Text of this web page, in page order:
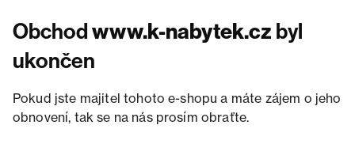
Obchodwww.k-nabytek.cz byl
ukončen
Pokud jste majitel tohoto e-shopu a máte zájem o jeho
obnovení, tak se na nás prosím obraťte.